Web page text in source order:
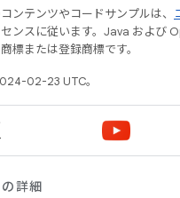
ンテンツやコードサンプルは、
ンスに従います。Java および
標または登録商標です。
02-23 UTC。
詳細